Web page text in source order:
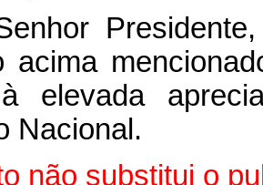
acima
elevada
Nacional.
não substitui o